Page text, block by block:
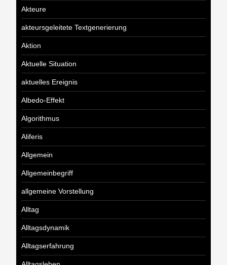
Akteure
akteursgeleitete Textgenerierung
Aktion
Aktuelle Situation
aktuelles Ereignis
Albedo-Effekt
Algorithmus
Aliferis
Allgemein
Allgemeinbegriff
allgemeine Vorstellung
Alltag
Alltagsdynamik
Alltagserfahrung